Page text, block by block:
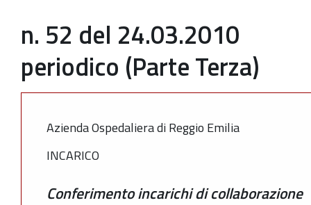
n. 52 del 24.03.2010
periodico (Parte Terza)
Azienda Ospedaliera di Reggio Emilia
INCARICO
Conferimento incarichi di collaborazione